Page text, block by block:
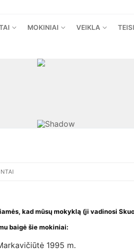
MOKINIAI VEIKLA
kad mūsų mokyklą (ji vadinosi
baigėšie mokiniai:
1995 m.